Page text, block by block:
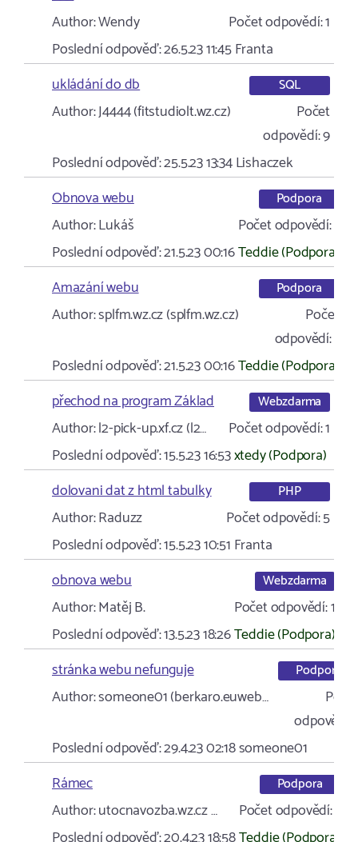
Author:Wendy Počet odpovědí:1
Poslední odpověď:26.5.23 11:45Franta
ukládání do db
SQL
Author:J4444 (fitstudiolt.wz.cz)
Počet
odpovědí:9
Poslední odpověď:25.5.23 13:34Lishaczek
Obnova webu
Podpora
Author:Lukáš Počet odpovědí:1
Poslední odpověď:21.5.23 00:16Teddie (Podpora)
Amazání webu
Podpora
Author:splfm.wz.cz (splfm.wz.cz)
Počet
odpovědí:1
Poslední odpověď:21.5.23 00:16Teddie (Podpora)
přechod na program Základ
Webzdarma
Author:l2-pick-up.xf.cz (l2… Počet odpovědí:1
Poslední odpověď:15.5.23 16:53xtedy (Podpora)
dolovani dat z html tabulky
PHP
Author:Raduzz Počet odpovědí:5
Poslední odpověď:15.5.23 10:51 Franta
obnova webu
Webzdarma
Author:Matěj B. Počet odpovědí:1
Poslední odpověď:13.5.23 18:26Teddie (Podpora)
stránka webu nefunguje
Podpora
Author:someone01 (berkaro.euweb…
odpovědí:
Poslední odpověď:29.4.23 02:18someone01
Rámec
Podpora
Author:utocnavozba.wz.cz … Počet odpovědí:1